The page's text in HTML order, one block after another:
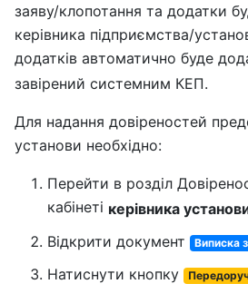
заяву/клопотання та додатки
керівника підприємства/
додатків автоматично буде
завірений системним КЕП.
Для надання довіреностей
установи необхідно:
Перейти в розділ
кабінеті керівника
Відкрити документ
Виписка
Натиснути кнопку